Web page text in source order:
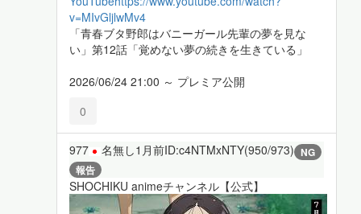
v=MIvGljlwMv4
「青春ブタ野郎はバニーガール先輩の夢を見な
い」第12話「覚めない夢の続きを生きている」
2026/06/24 21:00 ～ プレミア公開
0
977 名無し1月前ID:c4NTMxNTY(950/973) NG
報告
SHOCHIKU animeチャンネル【公式】